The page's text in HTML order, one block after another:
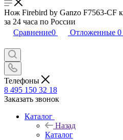
Нож Firebird by Ganzo F7563-CF
за 24 часа по России
Сравнение0 Отложенные 0
Телефоны
8 495 150 32 18
Заказать звонок
Каталог
Назад
Каталог